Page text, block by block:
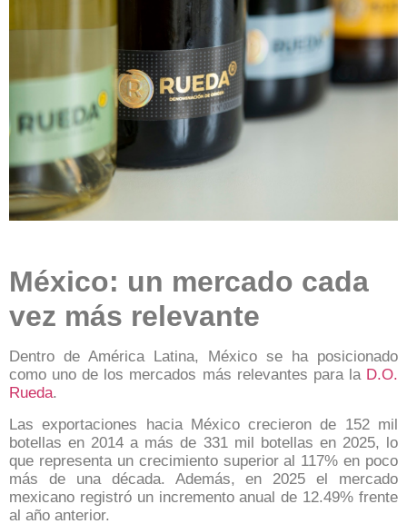
México: un mercado cada
vez más relevante
Dentro de América Latina, México se ha posicionado
como uno de los mercados más relevantes para la D.O.
Rueda.
Las exportaciones hacia México crecieron de 152 mil
botellas en 2014 a más de 331 mil botellas en 2025, lo
que representa un crecimiento superior al 117% en poco
más de una década. Además, en 2025 el mercado
mexicano registró un incremento anual de 12.49% frente
al año anterior.